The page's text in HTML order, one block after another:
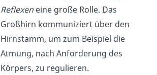
Reflexen eine große Rolle. Das
Großhirn kommuniziert über den
Hirnstamm, um zum Beispiel die
Atmung, nach Anforderung des
Körpers, zu regulieren.